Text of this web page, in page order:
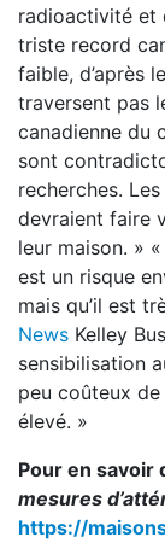
radioactivité et
triste record
faible, d’après
traversent pas
canadienne du
sont
recherches.
devraient faire
leur maison. »
est un risque
mais qu’il est
News Kelley
sensibilisation
peu coûteux de
élevé. »
Pour en savoir
mesures
https://